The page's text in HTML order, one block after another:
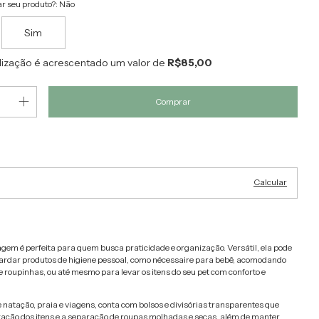
seu produto?: Não
Sim
é acrescentado um valor de R$85,00
Calcular
é perfeita para quem busca praticidade e organização. Versátil, ela pode
produtos de higiene pessoal, como nécessaire para bebê, acomodando
ou até mesmo para levar os itens do seu pet com conforto e
natação, praia e viagens, conta com bolsos e divisórias transparentes que
dos itens e a separação de roupas molhadas e secas, além de manter